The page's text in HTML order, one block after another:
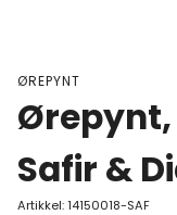
ØREPYNT
Ørepynt,
Safir &
Artikkel:14150018-SAF